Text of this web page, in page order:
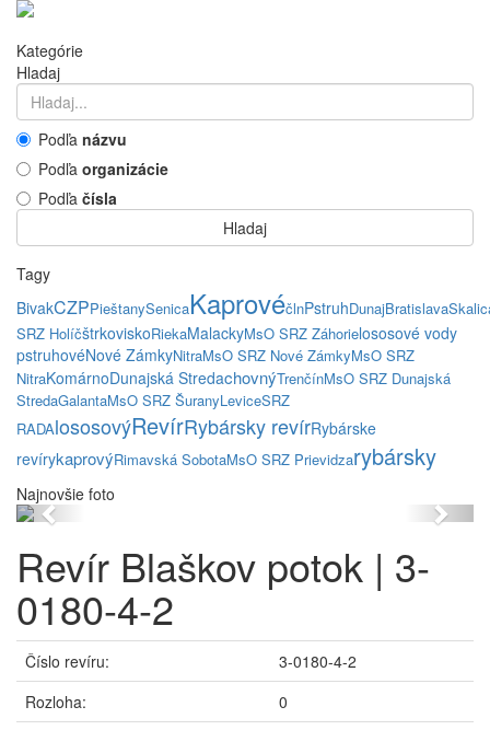
Kategórie
Hladaj
Podľa názvu
Podľa organizácie
Podľa čísla
Hladaj
Tagy
BivakCZPPieštanySenicaKaprovéčlnPstruhDunajBratislava
SRZ HolíčštrkoviskoRiekaMalackyMsO SRZ Záhorielososové vody
pstruhovéNové ZámkyNitraMsO SRZ Nové ZámkyMsO SRZ
NitraKomárnoDunajská StredachovnýTrenčínMsO SRZ Dunajská
StredaGalantaMsO SRZ ŠuranyLeviceSRZ
RADAlososovýRevírRybársky revírRybárske
revírykaprovýRimavská SobotaMsO SRZ Prievidzarybársky
Najnovšie foto
Previous Next
Revír Blaškov potok | 3-
0180-4-2
Číslo revíru:
3-0180-4-2
Rozloha:
0